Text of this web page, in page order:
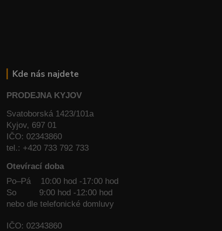
Kde nás najdete
PRODEJNA KYJOV
Svatoborská 1423/101a
Kyjov, 697 01
IČO: 02343860
tel.: +420 733 792 733
Otevírací doba
Po–Pá 10:00 hod -17:00 hod
So
9:00 hod -12:00 hod
nebo dle telefonické domluvy
IČO: 02343860